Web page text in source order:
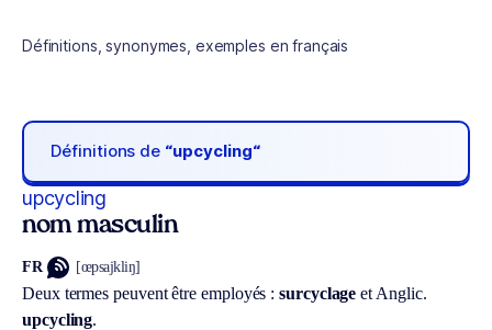
Définitions, synonymes, exemples en français
Définitions de “upcycling“
upcycling
nom masculin
FR [œpsajkliŋ]
Deux termes peuvent être employés :surcyclage et Anglic.
upcycling.